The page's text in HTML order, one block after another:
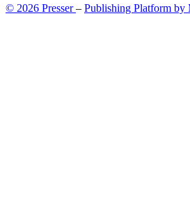
© 2026 Presser– Publishing Platform by